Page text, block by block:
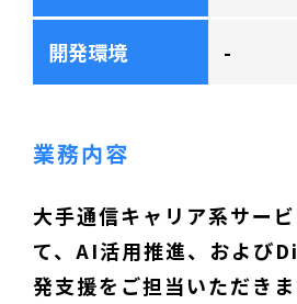
開発環境 -
業務内容
大手通信キャリア系サー
て、AI活用推進、および
発支援をご担当いただきま